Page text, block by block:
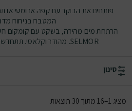
פותחים את הבוקר עם קפה ארומטי
המטבח בניחוח
הרתחת מים מהירה, בשקט עם קומקום
SELMOR. מהודר וקלאסי. תתחדשו בתכשיט למטבח!
סינון
מציג 1–16 מתוך 30 תוצאות